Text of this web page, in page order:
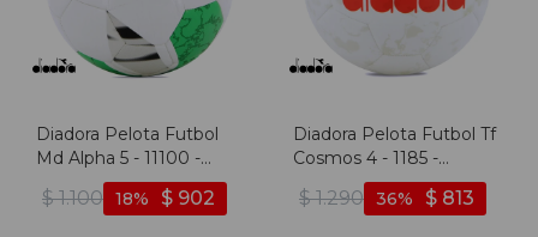
Diadora Pelota Futbol
Md Alpha 5 - 11100 -
Blanco-verde
$ 1.100 $ 902
18
Diadora Pelota Futbol Tf
Cosmos 4 - 1185 -
Blanco-rojo
$ 1.290 $ 813
36